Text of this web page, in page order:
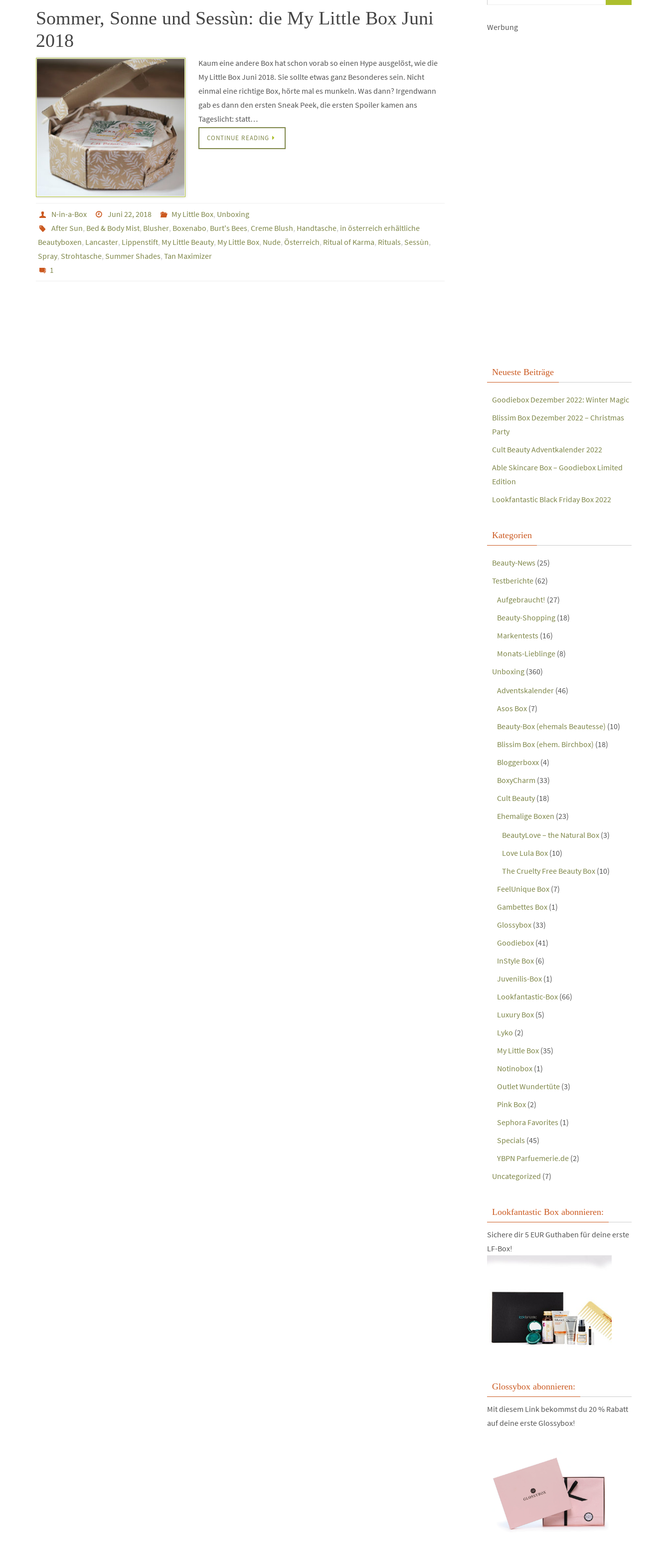
Sommer, Sonne und Sessùn: die My Little Box Juni
2018
Kaum eine andere Box hat schon vorab so einen Hype ausgelöst, wie die
My Little Box Juni 2018. Sie sollte etwas ganz Besonderes sein. Nicht
einmal eine richtige Box, hörte mal es munkeln. Was dann? Irgendwann
gab es dann den ersten Sneak Peek, die ersten Spoiler kamen ans
Tageslicht: statt…
CONTINUE READING
N-in-a-Box Juni 22, 2018 My Little Box, Unboxing
After Sun, Bed & Body Mist, Blusher, Boxenabo, Burt's Bees, Creme Blush, Handtasche, in österreich erhältliche
Beautyboxen, Lancaster, Lippenstift, My Little Beauty, My Little Box, Nude, Österreich, Ritual of Karma, Rituals, Sessùn,
Spray, Strohtasche, Summer Shades, Tan Maximizer
1
Werbung
Neueste Beiträge
Goodiebox Dezember 2022: Winter Magic
Blissim Box Dezember 2022 – Christmas
Party
Cult Beauty Adventkalender 2022
Able Skincare Box – Goodiebox Limited
Edition
Lookfantastic Black Friday Box 2022
Kategorien
Beauty-News (25)
Testberichte (62)
Aufgebraucht! (27)
Beauty-Shopping (18)
Markentests (16)
Monats-Lieblinge (8)
Unboxing (360)
Adventskalender (46)
Asos Box (7)
Beauty-Box (ehemals Beautesse) (10)
Blissim Box (ehem. Birchbox) (18)
Bloggerboxx (4)
BoxyCharm (33)
Cult Beauty (18)
Ehemalige Boxen (23)
BeautyLove – the Natural Box (3)
Love Lula Box (10)
The Cruelty Free Beauty Box (10)
FeelUnique Box (7)
Gambettes Box (1)
Glossybox (33)
Goodiebox (41)
InStyle Box (6)
Juvenilis-Box (1)
Lookfantastic-Box (66)
Luxury Box (5)
Lyko (2)
My Little Box (35)
Notinobox (1)
Outlet Wundertüte (3)
Pink Box (2)
Sephora Favorites (1)
Specials (45)
YBPN Parfuemerie.de (2)
Uncategorized (7)
Lookfantastic Box abonnieren:
Sichere dir 5 EUR Guthaben für deine erste
LF-Box!
Glossybox abonnieren:
Mit diesem Link bekommst du 20 % Rabatt
auf deine erste Glossybox!